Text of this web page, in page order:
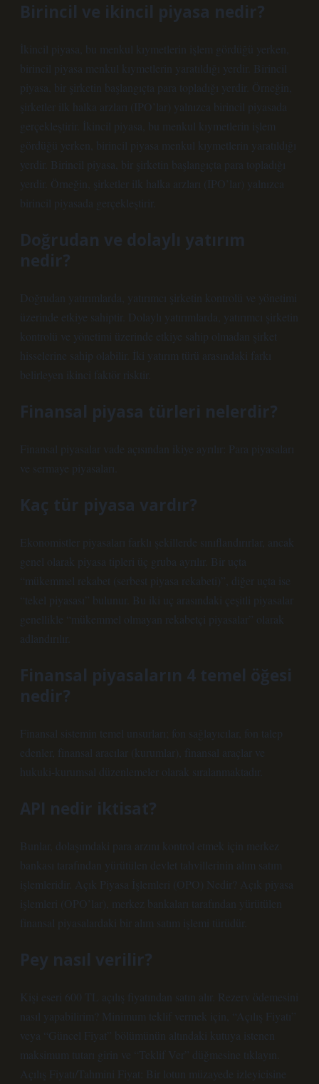
Birincil ve ikincil piyasa nedir?
İkincil piyasa, bu menkul kıymetlerin işlem gördüğü yerken,
birincil piyasa menkul kıymetlerin yaratıldığı yerdir. Birincil
piyasa, bir şirketin başlangıçta para topladığı yerdir. Örneğin,
şirketler ilk halka arzları (IPO’lar) yalnızca birincil piyasada
gerçekleştirir. İkincil piyasa, bu menkul kıymetlerin işlem
gördüğü yerken, birincil piyasa menkul kıymetlerin yaratıldığı
yerdir. Birincil piyasa, bir şirketin başlangıçta para topladığı
yerdir. Örneğin, şirketler ilk halka arzları (IPO’lar) yalnızca
birincil piyasada gerçekleştirir.
Doğrudan ve dolaylı yatırım
nedir?
Doğrudan yatırımlarda, yatırımcı şirketin kontrolü ve yönetimi
üzerinde etkiye sahiptir. Dolaylı yatırımlarda, yatırımcı şirketin
kontrolü ve yönetimi üzerinde etkiye sahip olmadan şirket
hisselerine sahip olabilir. İki yatırım türü arasındaki farkı
belirleyen ikinci faktör risktir.
Finansal piyasa türleri nelerdir?
Finansal piyasalar vade açısından ikiye ayrılır: Para piyasaları
ve sermaye piyasaları.
Kaç tür piyasa vardır?
Ekonomistler piyasaları farklı şekillerde sınıflandırırlar, ancak
genel olarak piyasa tipleri üç gruba ayrılır. Bir uçta
“mükemmel rekabet (serbest piyasa rekabeti)”, diğer uçta ise
“tekel piyasası” bulunur. Bu iki uç arasındaki çeşitli piyasalar
genellikle “mükemmel olmayan rekabetçi piyasalar” olarak
adlandırılır.
Finansal piyasaların 4 temel öğesi
nedir?
Finansal sistemin temel unsurları; fon sağlayıcılar, fon talep
edenler, finansal aracılar (kurumlar), finansal araçlar ve
hukuki-kurumsal düzenlemeler olarak sıralanmaktadır.
API nedir iktisat?
Bunlar, dolaşımdaki para arzını kontrol etmek için merkez
bankası tarafından yürütülen devlet tahvillerinin alım satım
işlemleridir. Açık Piyasa İşlemleri (OPO) Nedir? Açık piyasa
işlemleri (OPO’lar), merkez bankaları tarafından yürütülen
finansal piyasalardaki bir alım satım işlemi türüdür.
Pey nasıl verilir?
Kişi eseri 600 TL açılış fiyatından satın alır. Rezerv ödemesini
nasıl yapabilirim? Minimum teklif vermek için, “Açılış Fiyatı”
veya “Güncel Fiyat” bölümünün altındaki kutuya istenen
maksimum tutarı girin ve “Teklif Ver” düğmesine tıklayın.
Açılış Fiyatı/Tahmini Fiyat: Bir lotun müzayede izleyicisine